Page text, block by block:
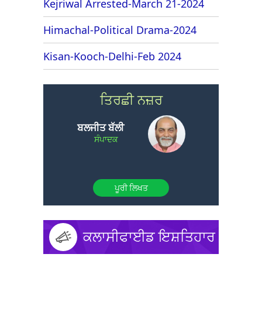
Kejriwal Arrested-March 21-2024
Himachal-Political Drama-2024
Kisan-Kooch-Delhi-Feb 2024
ਤਿਰਛੀ ਨਜ਼ਰ
ਬਲਜੀਤ ਬੱਲੀ
ਸੰਪਾਦਕ
ਪੂਰੀ ਲਿਖਤ
ਕਲਾਸੀਫਾਈਡ ਇਸ਼ਤਿਹਾਰ